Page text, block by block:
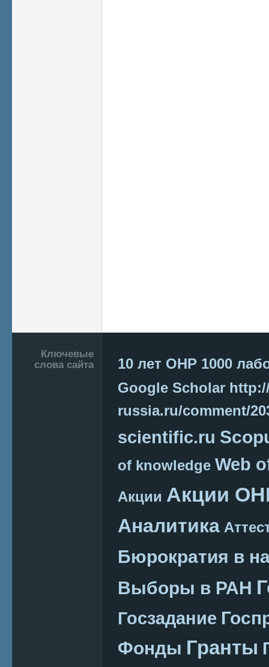
Подвал
Ключевые
слова сайта
10 лет ОНР 1000
Google Scholar
russia.ru/comment/
scientific.ru
of knowledge Web
Акции Акции
Аналитика
Бюрократия в
Выборы в РАН
Госзадание
Фонды Гранты